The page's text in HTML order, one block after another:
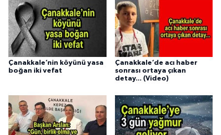
Çanakkale’nin köyünü yasa
boğan iki vefat
Çanakkale’de acı haber
sonrası ortaya çıkan
detay... (Video)